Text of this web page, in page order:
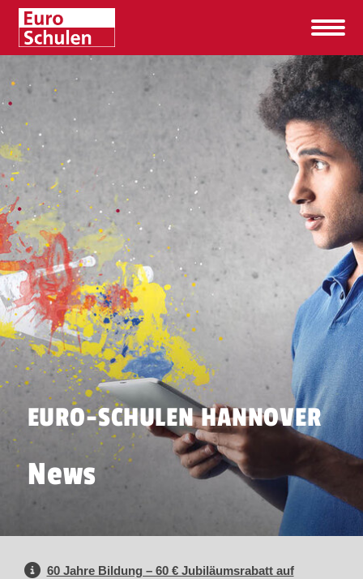
EURO-SCHULEN HANNOVER
News
60 Jahre Bildung – 60 € Jubiläumsrabatt auf